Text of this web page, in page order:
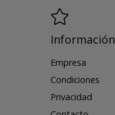
Información
Empresa
Condiciones
Privacidad